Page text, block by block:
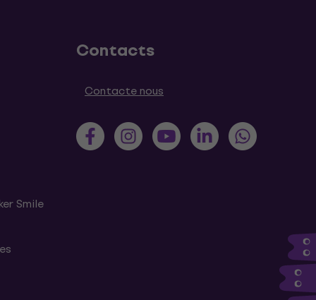
Smile
Contacts
Contacte nous